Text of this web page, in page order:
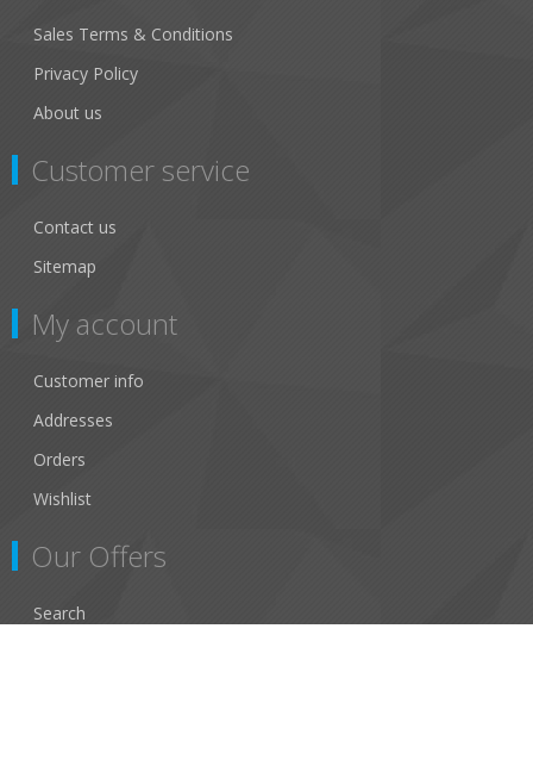
Sales Terms & Conditions
Privacy Policy
About us
Customer service
Contact us
Sitemap
My account
Customer info
Addresses
Orders
Wishlist
Our Offers
Search